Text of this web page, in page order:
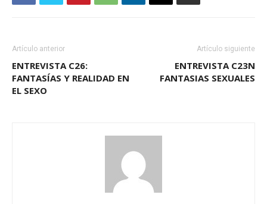
Artículo anterior
ENTREVISTA C26:
FANTASÍAS Y REALIDAD EN
EL SEXO
Artículo siguiente
ENTREVISTA C23N
FANTASIAS SEXUALES